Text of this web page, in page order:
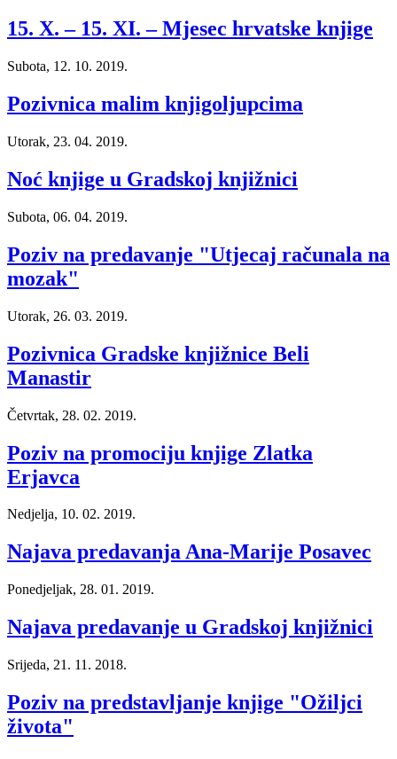
15. X. – 15. XI. – Mjesec hrvatske knjige
Subota, 12. 10. 2019.
Pozivnica malim knjigoljupcima
Utorak, 23. 04. 2019.
Noć knjige u Gradskoj knjižnici
Subota, 06. 04. 2019.
Poziv na predavanje "Utjecaj računala na
mozak"
Utorak, 26. 03. 2019.
Pozivnica Gradske knjižnice Beli
Manastir
Četvrtak, 28. 02. 2019.
Poziv na promociju knjige Zlatka
Erjavca
Nedjelja, 10. 02. 2019.
Najava predavanja Ana-Marije Posavec
Ponedjeljak, 28. 01. 2019.
Najava predavanje u Gradskoj knjižnici
Srijeda, 21. 11. 2018.
Poziv na predstavljanje knjige "Ožiljci
života"